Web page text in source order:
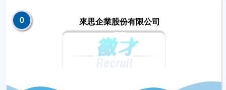
0 來思企業股份有限公司